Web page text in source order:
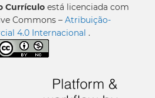
Currículo está licenciada com
Commons – Atribuição-
4.0 Internacional .